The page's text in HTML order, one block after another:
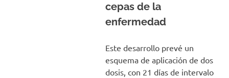
cepas de la
enfermedad
Este desarrollo prevé un
esquema de aplicación de dos
dosis, con 21 días de intervalo